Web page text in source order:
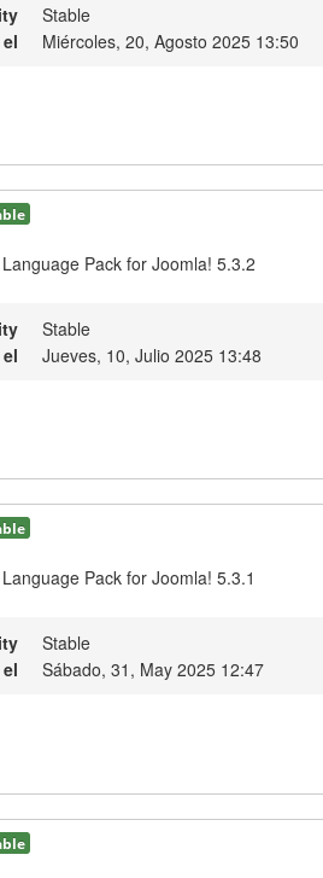
Stable
Miércoles, 20, Agosto 2025 13:50
Pack for Joomla! 5.3.2
Stable
Jueves, 10, Julio 2025 13:48
Pack for Joomla! 5.3.1
Stable
Sábado, 31, May 2025 12:47